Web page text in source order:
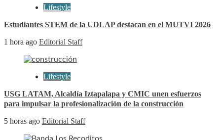
Lifestyle
Estudiantes STEM de la UDLAP destacan en el MUTVI 2026
1 hora ago Editorial Staff
Lifestyle
USG LATAM, Alcaldía Iztapalapa y CMIC unen esfuerzos
para impulsar la profesionalización de la construcción
5 horas ago Editorial Staff